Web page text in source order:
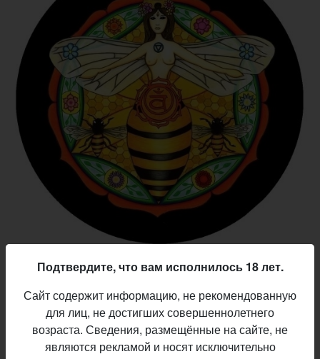
Неожиданно приятная новинка от ребят из Rock-n-
Rolla’s — редкий в наших краях подстиль медовухи
браггот. Секрет прост: 150 кг лугового мёда, щедрое
охмеление с помощью Simcoe и трёхмесячная
выдержка. Получился насыщенный, согревающий
Подтвердите, что вам исполнилось 18 лет.
Сайт содержит информацию, не рекомендованную
для лиц, не достигших совершеннолетнего
возраста. Сведения, размещённые на сайте, не
являются рекламой и носят исключительно